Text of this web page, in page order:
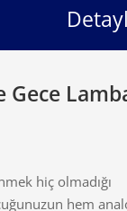
hiç olmadığı
hem